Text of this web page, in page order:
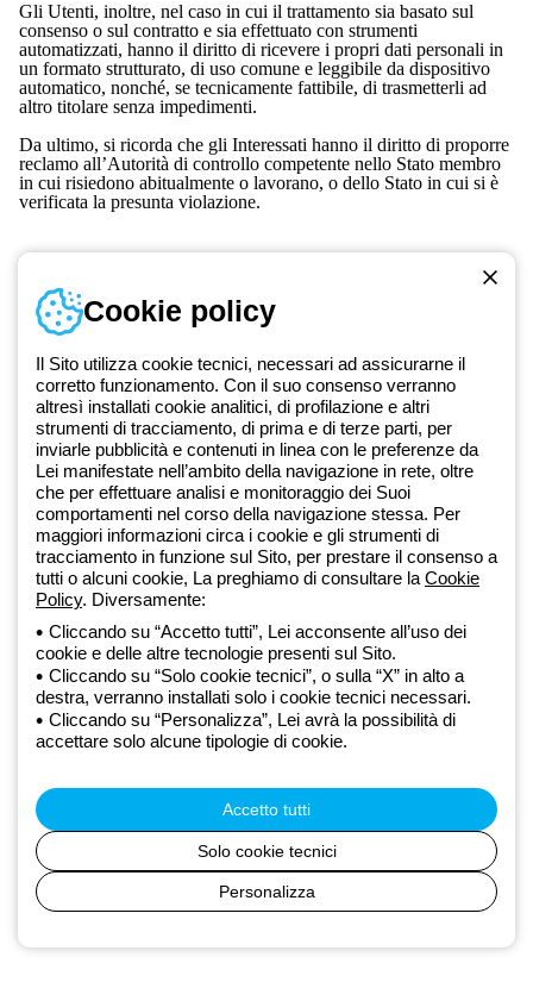
Gli Utenti, inoltre, nel caso in cui il trattamento sia basato sul
consenso o sul contratto e sia effettuato con strumenti
automatizzati, hanno il diritto di ricevere i propri dati personali in
un formato strutturato, di uso comune e leggibile da dispositivo
automatico, nonché, se tecnicamente fattibile, di trasmetterli ad
altro titolare senza impedimenti.
Da ultimo, si ricorda che gli Interessati hanno il diritto di proporre
reclamo all’Autorità di controllo competente nello Stato membro
in cui risiedono abitualmente o lavorano, o dello Stato in cui si è
verificata la presunta violazione.
Dal 2025 Beghelli è parte del Gruppo GEWISS, all’interno
dell’ecosistema GEWISS LightZone, dove realizziamo soluzioni di
illuminazione integrate che trasformano la complessità in semplicità,
supportando professionisti e utenti finali nella realizzazione dei loro
bisogni. Scopri di più su GEWISS
Global:
Numero verde gratuito
da lunedì a venerdì dalle 8:30 alle 17:30
800 626 626
Privacy Policy
Cookie policy
Condizioni di vendita
Tutte le policy
direzione e coordinamento di Gewiss S.p.A. - R.I. Bologna e C.F.
03829720378 - P.IVA (IT) 00666341201 - REA BO-319364 - Cap.
Soc. 10.000.000 EUR i.v.
Cookie policy
Il Sito utilizza cookie tecnici, necessari ad assicurarne il
corretto funzionamento. Con il suo consenso verranno
altresì installati cookie analitici, di profilazione e altri
strumenti di tracciamento, di prima e di terze parti, per
inviarle pubblicità e contenuti in linea con le preferenze da
Lei manifestate nell’ambito della navigazione in rete, oltre
che per effettuare analisi e monitoraggio dei Suoi
comportamenti nel corso della navigazione stessa. Per
maggiori informazioni circa i cookie e gli strumenti di
tracciamento in funzione sul Sito, per prestare il consenso a
tutti o alcuni cookie, La preghiamo di consultare la Cookie
Policy. Diversamente:
Cliccando su “Accetto tutti”, Lei acconsente all’uso dei
cookie e delle altre tecnologie presenti sul Sito.
Cliccando su “Solo cookie tecnici”, o sulla “X” in alto a
destra, verranno installati solo i cookie tecnici necessari.
Cliccando su “Personalizza”, Lei avrà la possibilità di
accettare solo alcune tipologie di cookie.
Accetto tutti
Solo cookie tecnici
Personalizza